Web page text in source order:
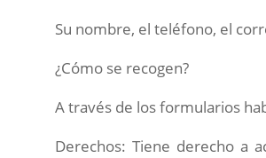
Su nombre, el teléfono, el
¿Cómo se recogen?
A través de los formularios
Derechos: Tiene derecho a